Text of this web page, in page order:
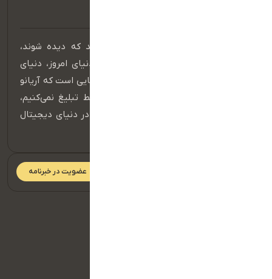
در عصر دیجیتال، برندهایی موفق هستند که دیده شوند،
شنیده شوند و در ذهن مخاطب بمانند. دنیای امروز، دنیای
حضور مؤثر در فضای آنلاین است و اینجا جایی است که آریانو
قدرت واقعی خود را نشان می‌دهد. ما فقط تبلیغ نمی‌کنیم،
بلکه داستان برند شما را می‌سازیم و آن را در دنیای دیجیتال
عضویت در خبرنامه